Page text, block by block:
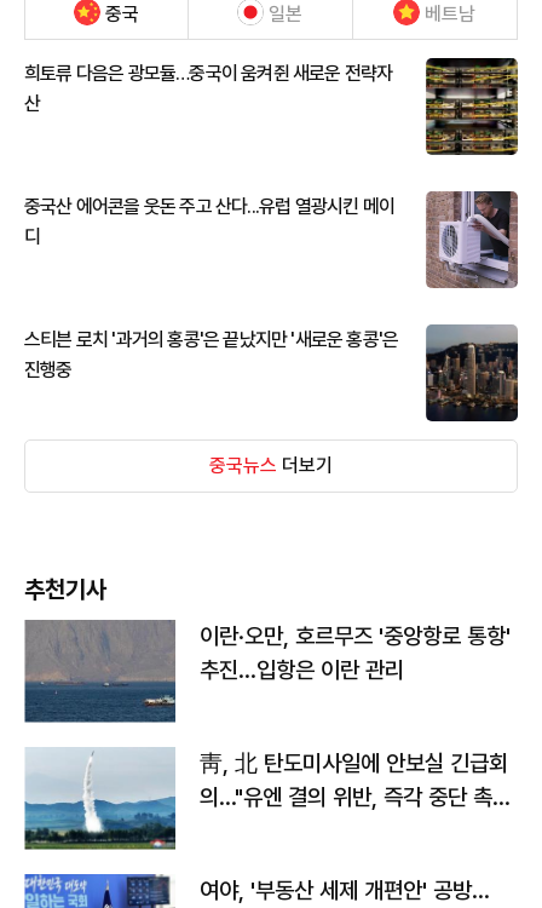
중국 일본 베트남
희토류 다음은 광모듈…중국이 움켜쥔 새로운 전략자
산
중국산 에어콘을 웃돈 주고 산다...유럽 열광시킨 메이
디
스티븐 로치 '과거의 홍콩'은 끝났지만 '새로운 홍콩'은
진행중
중국뉴스 더보기
추천기사
이란·오만, 호르무즈 '중앙항로 통항'
추진…입항은 이란 관리
靑, 北 탄도미사일에 안보실 긴급회
의…"유엔 결의 위반, 즉각 중단 촉
여야, '부동산 세제 개편안' 공방…